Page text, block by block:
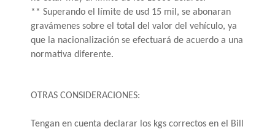
** Superando el límite de usd 15 mil, se abonaran
gravámenes sobre el total del valor del vehículo, ya
que la nacionalización se efectuará de acuerdo a una
normativa diferente.
OTRAS CONSIDERACIONES:
Tengan en cuenta declarar los kgs correctos en el Bill